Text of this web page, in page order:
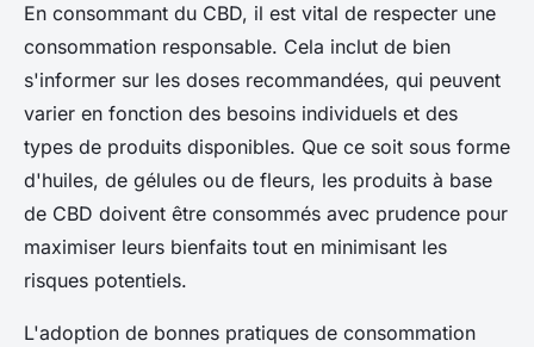
En consommant du CBD, il est vital de respecter une
consommation responsable. Cela inclut de bien
s'informer sur les doses recommandées, qui peuvent
varier en fonction des besoins individuels et des
types de produits disponibles. Que ce soit sous forme
d'huiles, de gélules ou de fleurs, les produits à base
de CBD doivent être consommés avec prudence pour
maximiser leurs bienfaits tout en minimisant les
risques potentiels.
L'adoption de bonnes pratiques de consommation